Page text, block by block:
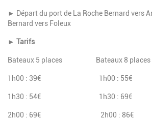
► Départ du port de La Roche Bernard vers
Bernard vers Foleux
► Tarifs
Bateaux 5 places Bateaux 8 places
1h00 : 39€ 1h00 : 55€
1h30 : 54€ 1h30 : 69€
2h00 : 69€ 2h00 : 86€